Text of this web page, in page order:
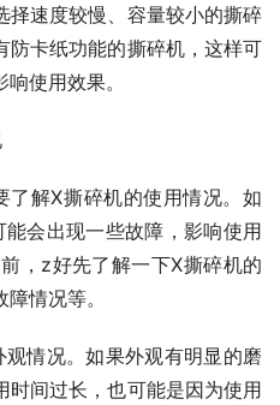
择速度较慢、容量较小的撕碎
防卡纸功能的撕碎机，这样可
使用效果。
了解X撕碎机的使用情况。如
会出现一些故障，影响使用
，z好先了解一下X撕碎机的
情况等。
情况。如果外观有明显的磨
时间过长，也可能是因为使用